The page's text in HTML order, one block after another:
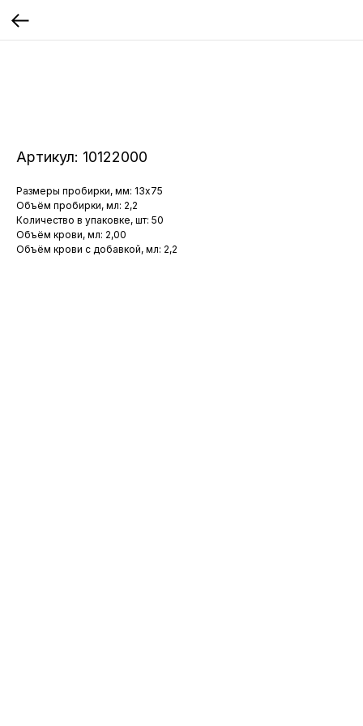
Артикул: 10122000
Размеры пробирки, мм: 13x75
Объём пробирки, мл: 2,2
Количество в упаковке, шт: 50
Объём крови, мл: 2,00
Объём крови с добавкой, мл: 2,2